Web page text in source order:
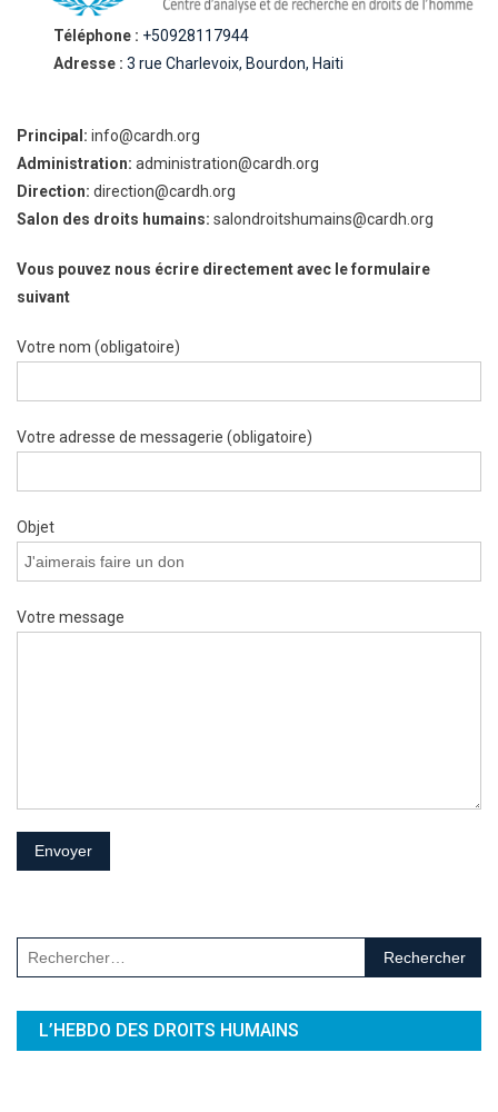
Téléphone : +50928117944
Adresse : 3 rue Charlevoix, Bourdon, Haiti
Principal: info@cardh.org
Administration: administration@cardh.org
Direction: direction@cardh.org
Salon des droits humains: salondroitshumains@cardh.org
Vous pouvez nous écrire directement avec le formulaire
suivant
Votre nom (obligatoire)
Votre adresse de messagerie (obligatoire)
Objet
Votre message
Rechercher :
L’HEBDO DES DROITS HUMAINS